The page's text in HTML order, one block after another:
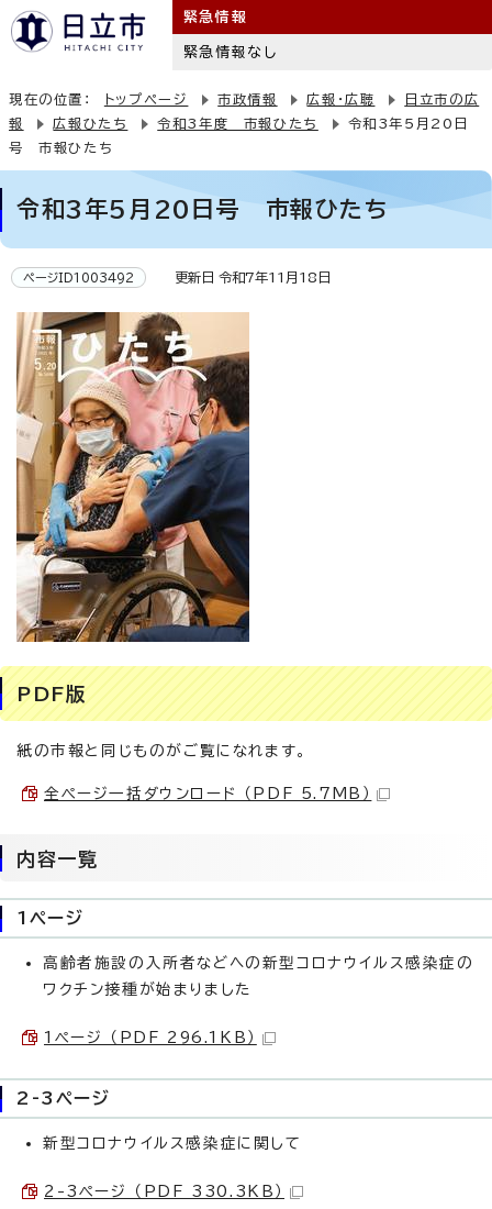
緊急情報
緊急情報なし
現在の位置： トップページ 市政情報 広報・広聴
日立市の広
報
広報ひたち 令和3年度 市報ひたち
令和3年5月20日
号 市報ひたち
令和3年5月20日号 市報ひたち
ページID1003492 更新日 令和7年11月18日
PDF版
紙の市報と同じものがご覧になれます。
全ページ一括ダウンロード （PDF 5.7MB）
内容一覧
1ページ
高齢者施設の入所者などへの新型コロナウイルス感染症の
ワクチン接種が始まりました
1ページ （PDF 296.1KB）
2-3ページ
新型コロナウイルス感染症に関して
2-3ページ （PDF 330.3KB）